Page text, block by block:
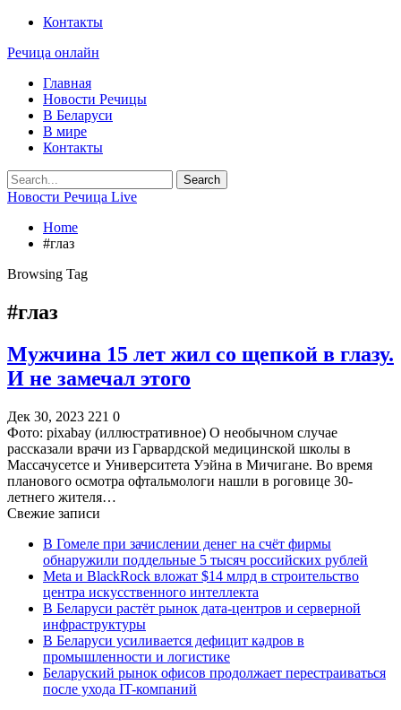
Контакты
Речица онлайн
Главная
Новости Речицы
В Беларуси
В мире
Контакты
Новости Речица Live
Home
#глаз
Browsing Tag
#глаз
Мужчина 15 лет жил со щепкой в глазу.
И не замечал этого
Дек 30, 2023 221 0
Фото: pixabay (иллюстративное) О необычном случае
рассказали врачи из Гарвардской медицинской школы в
Массачусетсе и Университета Уэйна в Мичигане. Во время
планового осмотра офтальмологи нашли в роговице 30-
летнего жителя…
Свежие записи
В Гомеле при зачислении денег на счёт фирмы
обнаружили поддельные 5 тысяч российских рублей
Meta и BlackRock вложат $14 млрд в строительство
центра искусственного интеллекта
В Беларуси растёт рынок дата-центров и серверной
инфраструктуры
В Беларуси усиливается дефицит кадров в
промышленности и логистике
Беларуский рынок офисов продолжает перестраиваться
после ухода IT-компаний